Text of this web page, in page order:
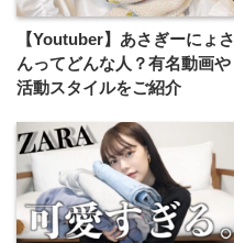
【Youtuber】あさぎーにょさ
んってどんな人？有名動画や
活動スタイルをご紹介